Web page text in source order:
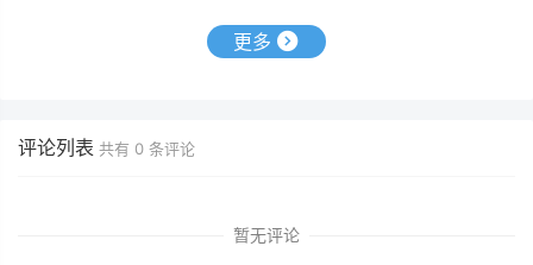
更多
评论列表 共有 0 条评论
暂无评论